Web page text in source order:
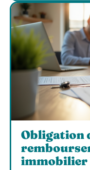
Obligation
immobilier